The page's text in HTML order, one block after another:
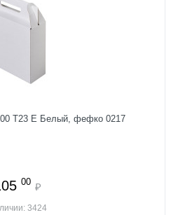
Т23 E Белый, фефко 0217
00 ₽
3424